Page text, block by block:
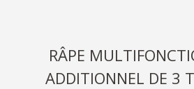
RÂPE
ADDITIONNEL DE 3